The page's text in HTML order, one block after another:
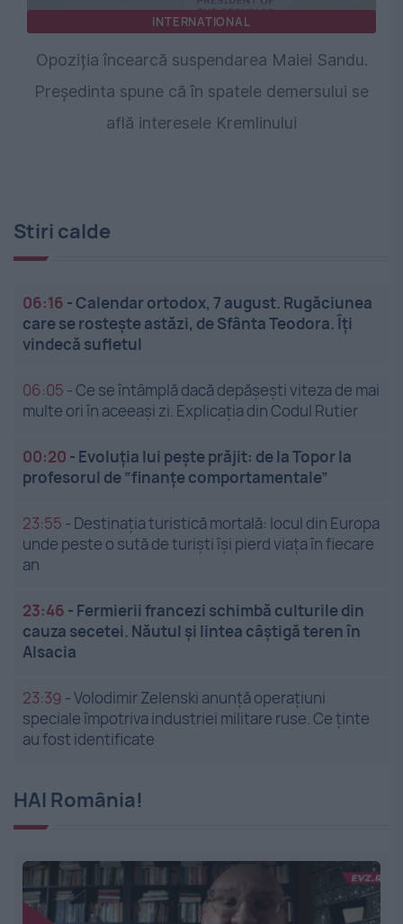
INTERNATIONAL
Opoziția încearcă suspendarea Maiei Sandu.
Președinta spune că în spatele demersului se
află interesele Kremlinului
Stiri calde
06:16 -Calendar ortodox, 7 august. Rugăciunea
care se rostește astăzi, de Sfânta Teodora. Îți
vindecă sufletul
06:05 -Ce se întâmplă dacă depășești viteza de mai
multe ori în aceeași zi. Explicația din Codul Rutier
00:20 - Evoluția lui pește prăjit: de la Topor la
profesorul de ”finanțe comportamentale”
23:55 - Destinația turistică mortală: locul din Europa
unde peste o sută de turiști își pierd viața în fiecare
an
23:46 - Fermierii francezi schimbă culturile din
cauza secetei. Năutul și lintea câștigă teren în
Alsacia
23:39 -Volodimir Zelenski anunță operațiuni
speciale împotriva industriei militare ruse. Ce ținte
au fost identificate
HAI România!